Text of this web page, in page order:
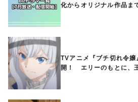
化からオリジナル作品ま
TVアニメ『ブチ切れ令
開！ エリーのもとに、